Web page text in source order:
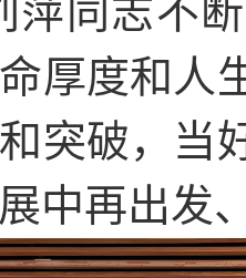
萍同志不
厚度和人
突破，当
中再出发